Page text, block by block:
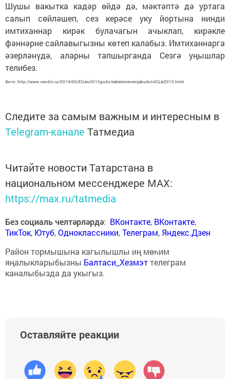
Шушы вакытка кадәр өйдә дә, мәктәптә дә уртага
салып сөйләшеп, сез керәсе уку йортына нинди
имтиханнар кирәк булачагын ачыклап, кирәкле
фәннәрне сайлавыгызны көтеп калабыз. Имтиханнарга
әзерләнүдә, аларны тапшырганда Сезгә уңышлар
телибез.
Фото: http://www.vse-dni.ru/2014/06/EGJev2015godu-kakieizmenenijabudutvEGJe2015.html
Следите за самым важным и интересным в
Telegram-канале Татмедиа
Читайте новости Татарстана в
национальном мессенджере MАХ:
https://max.ru/tatmedia
Без социаль челтәрләрдә: ВКонтакте, ВКонтакте,
ТикТок, Ютуб,Одноклассники,Телеграм, Яндекс.Дзен
Район тормышына кагылышлы иң мөһим
яңалыкларыбызны Балтаси_Хезмэттелеграм
каналыбызда да укыгыз.
Оставляйте реакции